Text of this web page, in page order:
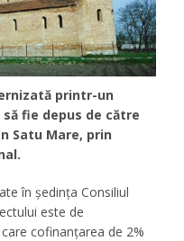
printr-un
fie depus de către
Satu Mare, prin
în şedinţa Consiliul
este de
cofinanţarea de 2%